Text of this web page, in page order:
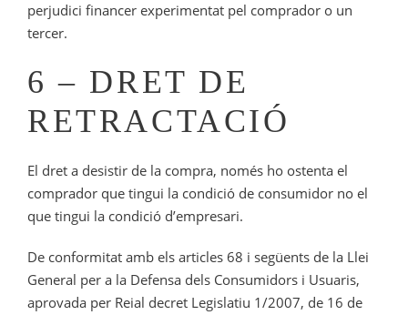
perjudici financer experimentat pel comprador o un
tercer.
6 – DRET DE
RETRACTACIÓ
El dret a desistir de la compra, només ho ostenta el
comprador que tingui la condició de consumidor no el
que tingui la condició d’empresari.
De conformitat amb els articles 68 i següents de la Llei
General per a la Defensa dels Consumidors i Usuaris,
aprovada per Reial decret Legislatiu 1/2007, de 16 de